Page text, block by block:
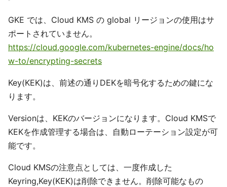
GKE では、Cloud KMS の global リージョンの使用はサ
ポートされていません。
https://cloud.google.com/kubernetes-engine/docs/ho
w-to/encrypting-secrets
Key(KEK)は、前述の通りDEKを暗号化するための鍵にな
ります。
Versionは、KEKのバージョンになります。Cloud KMSで
KEKを作成管理する場合は、自動ローテーション設定が可
能です。
Cloud KMSの注意点としては、一度作成した
Keyring,Key(KEK)は削除できません。削除可能なもの